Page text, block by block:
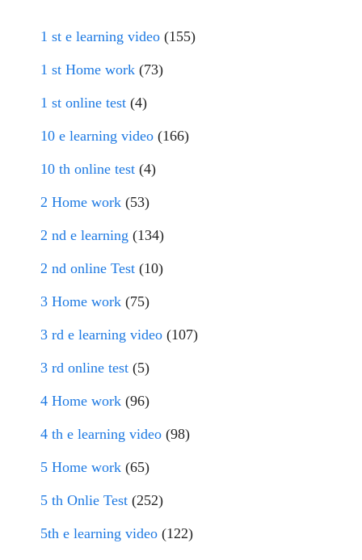
1 st e learning video (155)
1 st Home work (73)
1 st online test (4)
10 e learning video (166)
10 th online test (4)
2 Home work (53)
2 nd e learning (134)
2 nd online Test (10)
3 Home work (75)
3 rd e learning video (107)
3 rd online test (5)
4 Home work (96)
4 th e learning video (98)
5 Home work (65)
5 th Onlie Test (252)
5th e learning video (122)